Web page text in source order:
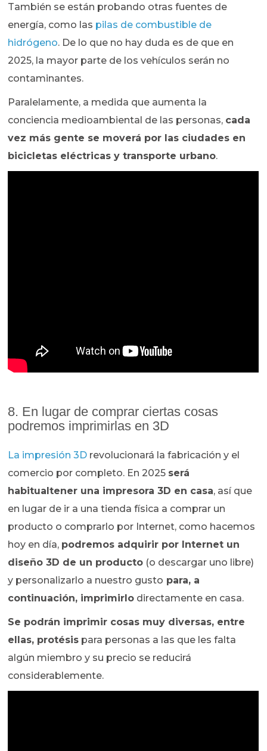
También se están probando otras fuentes de
energía, como las pilas de combustible de
hidrógeno. De lo que no hay duda es de que en
2025, la mayor parte de los vehículos serán no
contaminantes.
Paralelamente, a medida que aumenta la
conciencia medioambiental de las personas, cada
vez más gente se moverá por las ciudades en
bicicletas eléctricas y transporte urbano.
8. En lugar de comprar ciertas cosas
podremos imprimirlas en 3D
La impresión 3D revolucionará la fabricación y el
comercio por completo. En 2025 será
habitualtener una impresora 3D en casa, así que
en lugar de ir a una tienda física a comprar un
producto o comprarlo por Internet, como hacemos
hoy en día, podremos adquirir por Internet un
diseño 3D de un producto (o descargar uno libre)
y personalizarlo a nuestro gusto para, a
continuación, imprimirlo directamente en casa.
Se podrán imprimir cosas muy diversas, entre
ellas, protésis para personas a las que les falta
algún miembro y su precio se reducirá
considerablemente.